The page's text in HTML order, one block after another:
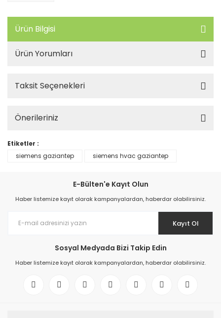
Ürün Bilgisi
Ürün Yorumları
Taksit Seçenekleri
Önerileriniz
Etiketler :
siemens gaziantep
siemens hvac gaziantep
E-Bülten'e Kayıt Olun
Haber listemize kayıt olarak kampanyalardan, haberdar olabilirsiniz.
Kayıt Ol
Sosyal Medyada Bizi Takip Edin
Haber listemize kayıt olarak kampanyalardan, haberdar olabilirsiniz.